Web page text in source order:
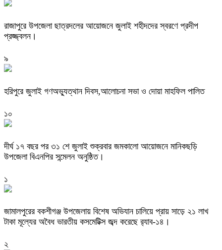
রাজাপুরে উপজেলা ছাত্রদলের আয়োজনে জুলাই শহীদদের স্বরণে প্রদীপ
প্রজ্জ্বলন।
৯
হরিপুরে জুলাই গণঅভ্যুত্থান দিবস,আলোচনা সভা ও দোয়া মাহফিল পালিত ‎
১০
দীর্ঘ ১৭ বছর পর ৩১ শে জুলাই শুক্রবার জমকালো আয়োজনে মানিকছড়ি
উপজেলা বিএনপির সন্মেলন অনুষ্ঠিত।
১
জামালপুরের বকশীগঞ্জ উপজেলায় বিশেষ অভিযান চালিয়ে প্রায় সাড়ে ২১ লাখ
টাকা মূল্যের অবৈধ ভারতীয় কসমেটিক্স জব্দ করেছে র‌্যাব-১৪।
২